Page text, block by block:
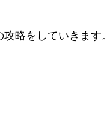
略をしていきます。